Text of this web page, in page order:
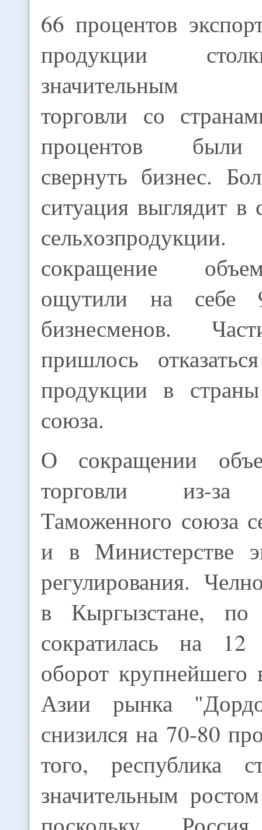
66 процентов
продукции
значительным
торговли со
процентов
свернуть бизнес.
ситуация выглядит в
сокращение
ощутили на себе
бизнесменов.
пришлось
продукции в
союза.
О сокращении
торговли из-за
Таможенного союза
и в Министерстве
регулирования.
в Кыргызстане, по
сократилась на
оборот крупнейшего
Азии рынка
снизился на 70-80
того, республика
значительным